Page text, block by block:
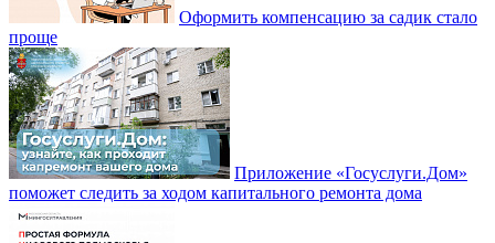
Оформить компенсацию за садик стало
проще
Приложение «Госуслуги.Дом»
поможет следить за ходом капитального ремонта дома